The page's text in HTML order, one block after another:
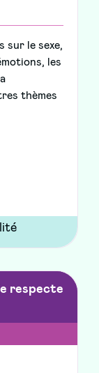
sur le sexe,
les
thèmes
respecte